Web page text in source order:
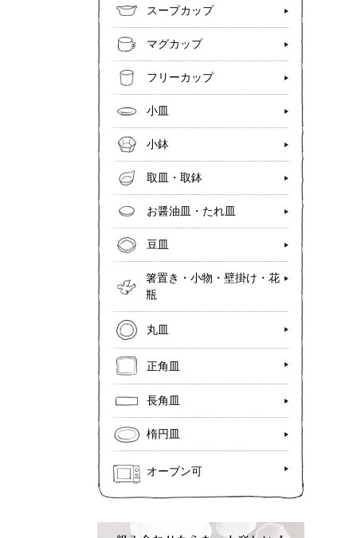
スープカップ
マグカップ
フリーカップ
小皿
小鉢
取皿・取鉢
お醤油皿・たれ皿
豆皿
箸置き・小物・壁掛け・花
瓶
丸皿
正角皿
長角皿
楕円皿
オーブン可